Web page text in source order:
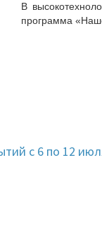
В
программа
с 6 по 12